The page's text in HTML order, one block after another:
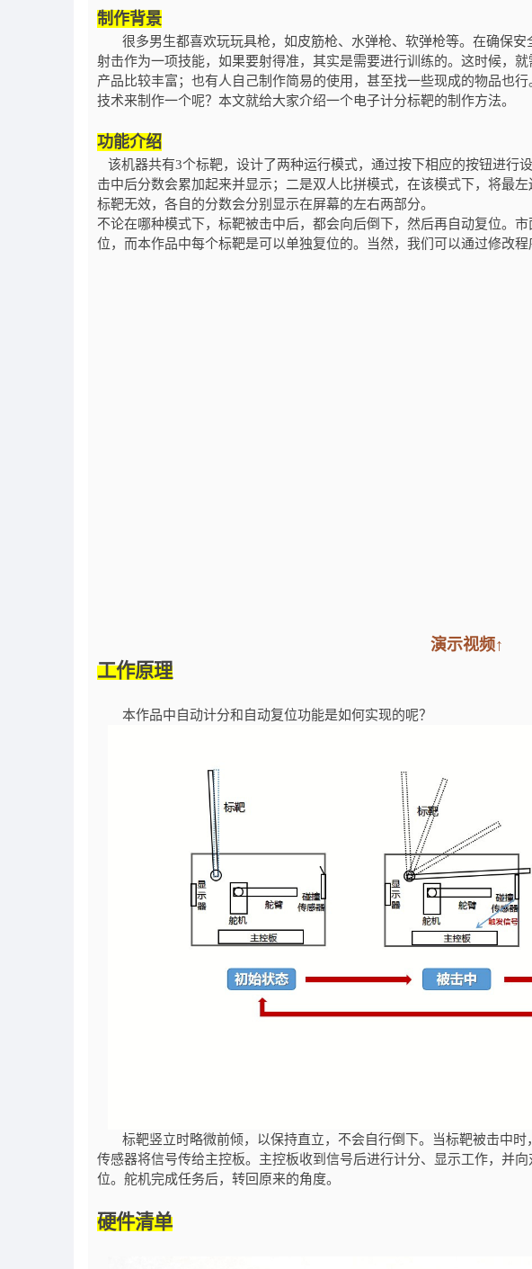
制作背景
很多男生都喜欢玩玩具枪，如皮筋枪、水弹枪、软弹枪等。在确保安
射击作为一项技能，如果要射得准，其实是需要进行训练的。这时候，
产品比较丰富；也有人自己制作简易的使用，甚至找一些现成的物品也
技术来制作一个呢？本文就给大家介绍一个电子计分标靶的制作方法。
功能介绍
该机器共有3个标靶，设计了两种运行模式，通过按下相应的按钮进行
击中后分数会累加起来并显示；二是双人比拼模式，在该模式下，将最
标靶无效，各自的分数会分别显示在屏幕的左右两部分。
不论在哪种模式下，标靶被击中后，都会向后倒下，然后再自动复位。
位，而本作品中每个标靶是可以单独复位的。当然，我们可以通过修改程
演示视频↑
工作原理
本作品中自动计分和自动复位功能是如何实现的呢？
标靶竖立时略微前倾，以保持直立，不会自行倒下。当标靶被击中时
传感器将信号传给主控板。主控板收到信号后进行计分、显示工作，并
位。舵机完成任务后，转回原来的角度。
硬件清单